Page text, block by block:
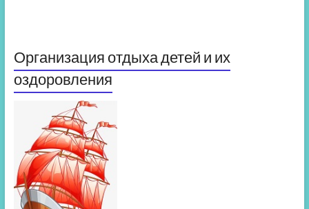
Организация отдыха детей и их
оздоровления